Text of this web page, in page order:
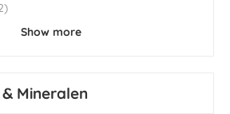
Show more
Mineralen